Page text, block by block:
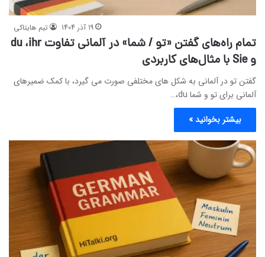
تیم هایتاکی 19 آذر 1404
تمام راه‌های گفتن «تو / شما» در آلمانی تفاوت du ،ihr
و Sie با مثال‌های کاربردی
گفتن تو در آلمانی به شکل های مختلفی صورت می گیرد، با کمک ضمیرهای
آلمانی برای تو و شما du،…
بیشتر بخوانید »